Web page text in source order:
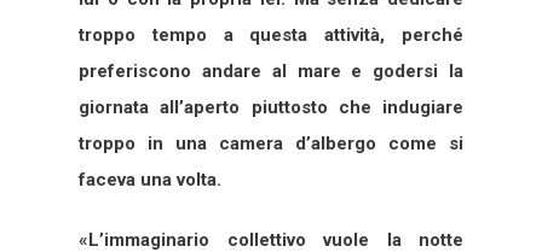
troppo tempo a questa attività, perché
preferiscono andare al mare e godersi la
giornata all’aperto piuttosto che indugiare
troppo in una camera d’albergo come si
faceva una volta.
«L’immaginario collettivo vuole la notte